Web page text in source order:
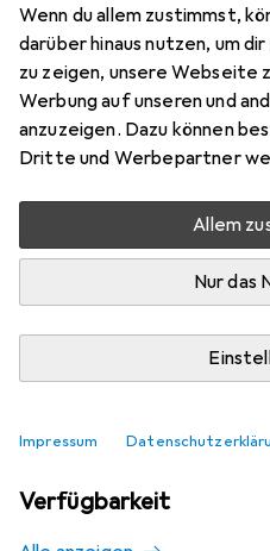
Wenn du allem zustimmst,
darüber hinaus nutzen, um
zu zeigen, unsere Webseite
Werbung auf unseren und
anzuzeigen. Dazu können
Dritte und Werbepartner
Allem
Nur das
Impressum
1
Bewertungen
Aktuell nicht lieferbar
Benachrichtigen, wenn
Vergleichen
Verfügbarkeit